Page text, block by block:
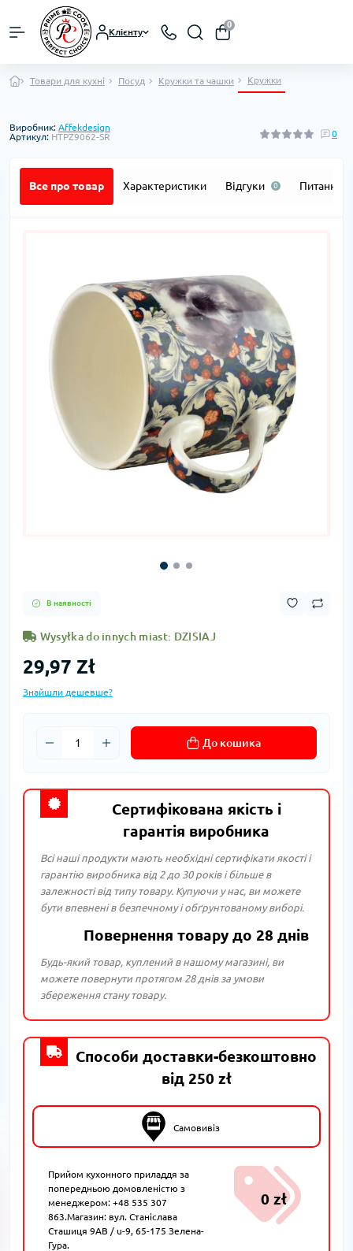
Клієнту
0
Товари для кухні Посуд Кружки та чашки Кружки
Виробник: Affekdesign
Артикул: HTPZ9062-SR 0
Все про товар Характеристики Відгуки 0 Питання
В наявності
Wysyłka do innych miast: DZISIAJ
29,97 Zł
Знайшли дешевше?
До кошика
Сертифікована якість і
гарантія виробника
Всі наші продукти мають необхідні сертифікати якості і
гарантію виробника від 2 до 30 років і більше в
залежності від типу товару. Купуючи у нас, ви можете
бути впевнені в безпечному і обґрунтованому виборі.
Повернення товару до 28 днів
Будь-який товар, куплений в нашому магазині, ви
можете повернути протягом 28 днів за умови
збереження стану товару.
Способи доставки-безкоштовно
від 250 zł
Самовивіз
Прийом кухонного приладдя за
попередньою домовленістю з
менеджером: +48 535 307
863.Магазин: вул. Станіслава
Сташиця 9AB / u-9, 65-175 Зелена-
Гура.
0 zł